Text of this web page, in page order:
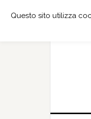
Questo sito utilizza